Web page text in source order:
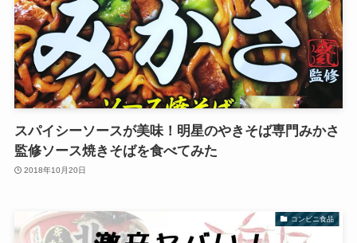
スパイシーソースが美味！明星のやきそば専門みかさ
監修ソース焼きそばを食べてみた
2018年10月20日
コンビニ食品